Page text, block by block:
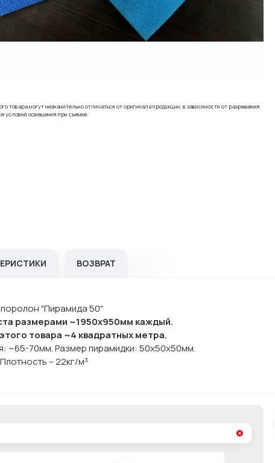
товара могут незначительно отличаться от оригинала продукции, в зависимости от разрешения
условий освещения при съемке.
ВОЗВРАТ
"Пирамида 50"
размерами ~1950х950мм каждый.
товара ~4 квадратных метра.
~65-70мм. Размер пирамидки: 50x50x50мм.
– 22кг/м³